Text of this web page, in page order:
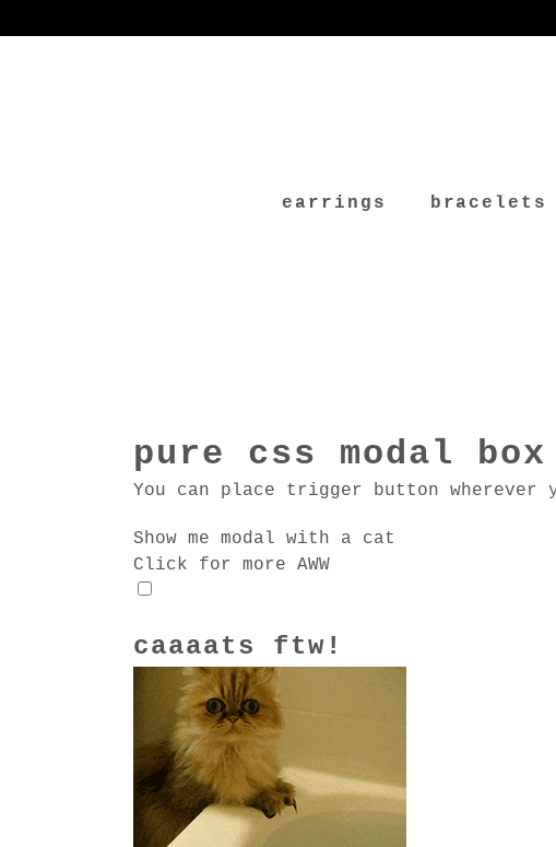
earrings bracelets
pure css modal box
You can place trigger button wherever
Show me modal with a cat
Click for more AWW
caaaats ftw!